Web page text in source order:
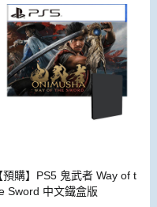
預購】PS5 鬼武者 Way of t
Sword 中文鐵盒版